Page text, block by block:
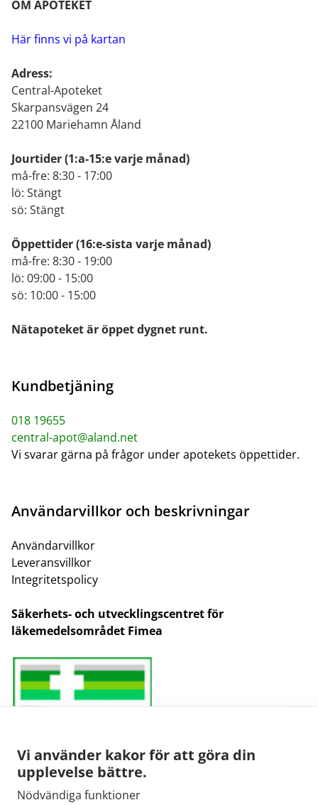
Vi använder kakor för att göra din
upplevelse bättre.
Nödvändiga funktioner
OM APOTEKET
Här finns vi på kartan
Adress:
Central-Apoteket
Skarpansvägen 24
22100 Mariehamn Åland
Jourtider(1:a-15:e varje månad)
må-fre: 8:30 - 17:00
lö: Stängt
sö: Stängt
Öppettider(16:e-sista varje månad)
må-fre: 8:30 - 19:00
lö: 09:00 - 15:00
sö: 10:00 - 15:00
Nätapoteket är öppet dygnet runt.
Kundbetjäning
018 19655
central-apot@aland.net
Vi svarar gärna på frågor under apotekets öppettider.
Användarvillkor och beskrivningar
Användarvillkor
Leveransvillkor
Integritetspolicy
Säkerhets- och utvecklingscentret för
läkemedelsområdet Fimea